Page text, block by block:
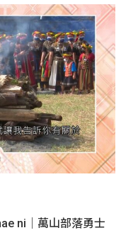
ni｜萬山部落勇士